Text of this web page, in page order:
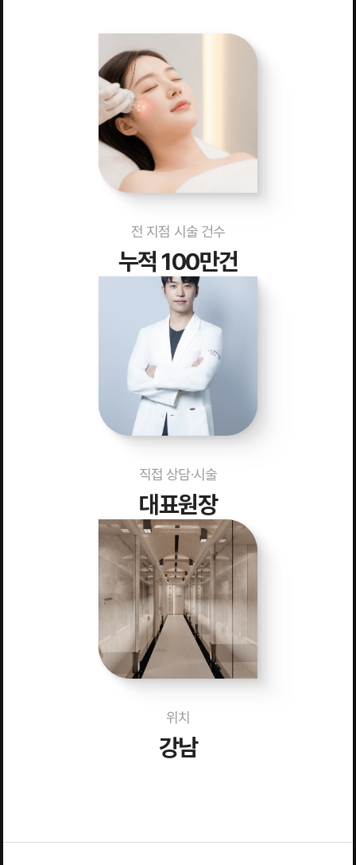
전 지점 시술 건수
누적 100만건
직접 상담·시술
대표원장
위치
강남